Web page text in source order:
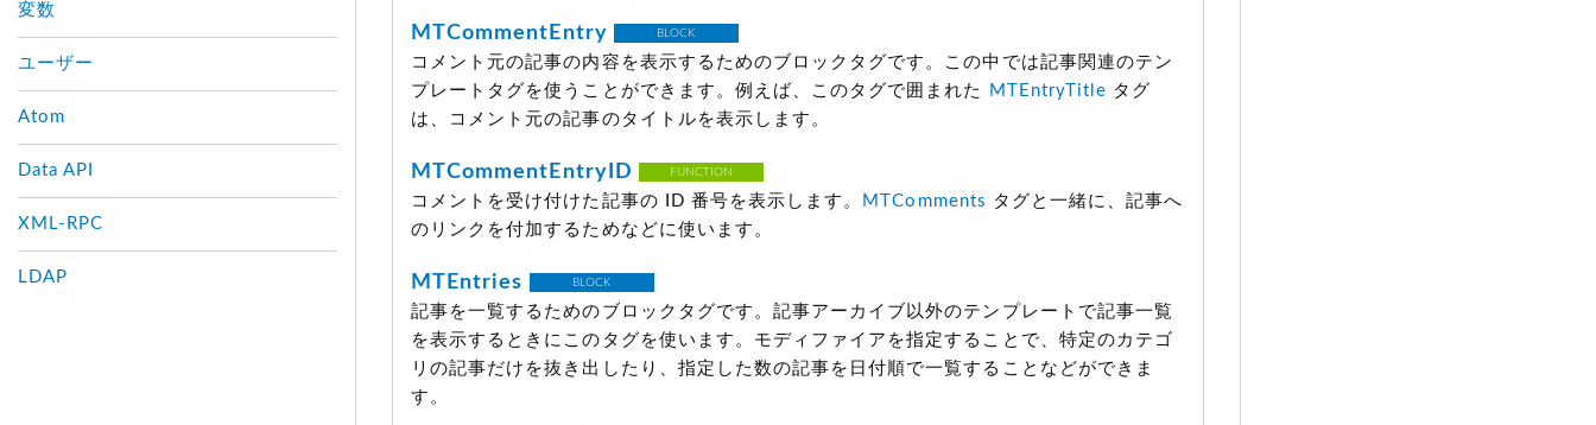
MTCommentEntry BLOCK
コメント元の記事の内容を表示するためのブロックタグです。この中では記事関連のテン
プレートタグを使うことができます。例えば、このタグで囲まれた
MTEntryTitle タグ
は、コメント元の記事のタイトルを表示します。
MTCommentEntryID FUNCTION
コメントを受け付けた記事の ID 番号を表示します。 MTComments タグと一緒に、記事へ
のリンクを付加するためなどに使います。
MTEntries BLOCK
記事を一覧するためのブロックタグです。記事アーカイブ以外のテンプレートで記事一覧
を表示するときにこのタグを使います。モディファイアを指定することで、特定のカテゴ
リの記事だけを抜き出したり、指定した数の記事を日付順で一覧することなどができま
す。
変数
ユーザー
Atom
Data API
XML-RPC
LDAP